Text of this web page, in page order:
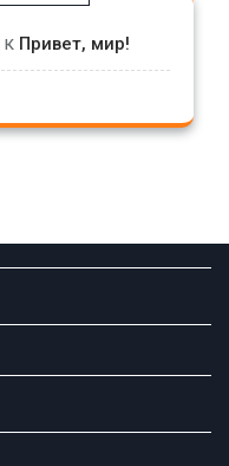
к Привет, мир!